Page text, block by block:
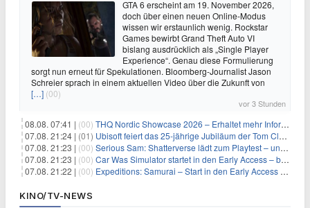
GTA 6 erscheint am 19. November 2026,
doch über einen neuen Online-Modus
wissen wir erstaunlich wenig. Rockstar
Games bewirbt Grand Theft Auto VI
bislang ausdrücklich als „Single Player
Experience“. Genau diese Formulierung
sorgt nun erneut für Spekulationen. Bloomberg-Journalist Jason
Schreier sprach in einem aktuellen Video über die Zukunft von
[…] (00)
vor 3 Stunden
08.08. 07:41 | (00) THQ Nordic Showcase 2026 – Erhaltet mehr Informationen
07.08. 21:24 | (01) Ubisoft feiert das 25-jährige Jubiläum der Tom Clancy’s Ghost Recon-Reihe
07.08. 21:23 | (00) Serious Sam: Shatterverse lädt zum Playtest – und erscheint schon bald!
07.08. 21:23 | (00) Car Was Simulator startet in den Early Access – bald gehts los!
07.08. 21:22 | (00) Expeditions: Samurai – Start in den Early Access ab heute im feudalen Japan
KINO/TV-NEWS